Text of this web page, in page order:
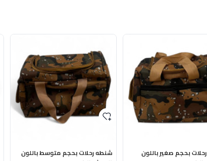
بحجم صغير باللون
شنطه رحلات بحجم متوسط باللون